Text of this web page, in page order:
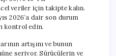
veriler için takipte kalın.
2026’a dair son durum
kontrol edin.
artışını ve bunun
seriyor. Sürücülerin ve